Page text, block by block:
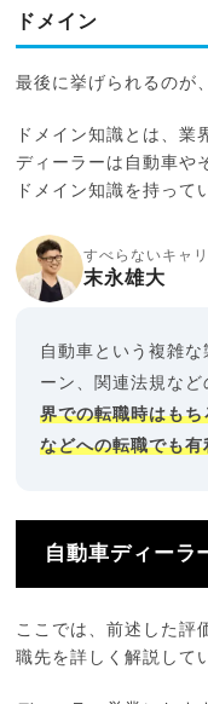
ドメイン
最後に挙げられるのが
ドメイン知識とは、業
ディーラーは自動車や
ドメイン知識を持って
すべらないキャ
末永雄大
自動車という複雑
ーン、関連法規など
界での転職時はも
などへの転職でも
自動車ディーラ
ここでは、前述した評
職先を詳しく解説して